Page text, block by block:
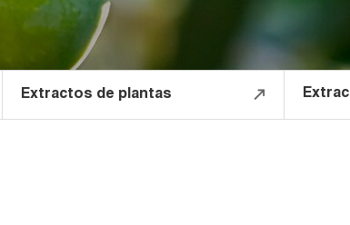
Extractos de plantas